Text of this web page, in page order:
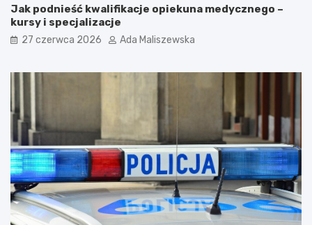
Jak podnieść kwalifikacje opiekuna medycznego –
kursy i specjalizacje
27 czerwca 2026 Ada Maliszewska